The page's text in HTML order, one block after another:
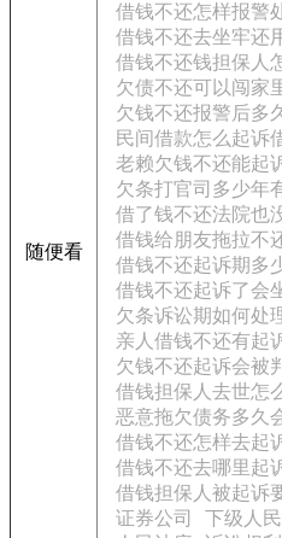
随便看
借钱不还怎样报警
借钱不还去坐牢还
借钱不还钱担保人
欠债不还可以闯家
欠钱不还报警后多
民间借款怎么起诉
老赖欠钱不还能起
欠条打官司多少年
借了钱不还法院也
借钱给朋友拖拉不
借钱不还起诉期多
借钱不还起诉了会
欠条诉讼期如何处
亲人借钱不还有起
欠钱不还起诉会被
借钱担保人去世怎
恶意拖欠债务多久
借钱不还怎样去起
借钱不还去哪里起
借钱担保人被起诉
证券公司
下级人